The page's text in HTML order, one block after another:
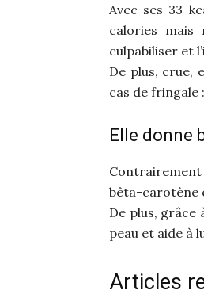
Avec ses 33
calories
culpabiliser et
De plus, crue,
cas de fringale
Elle donne
Contrairement
bêta-carotène
De plus, grâce
peau et aide à
Articles